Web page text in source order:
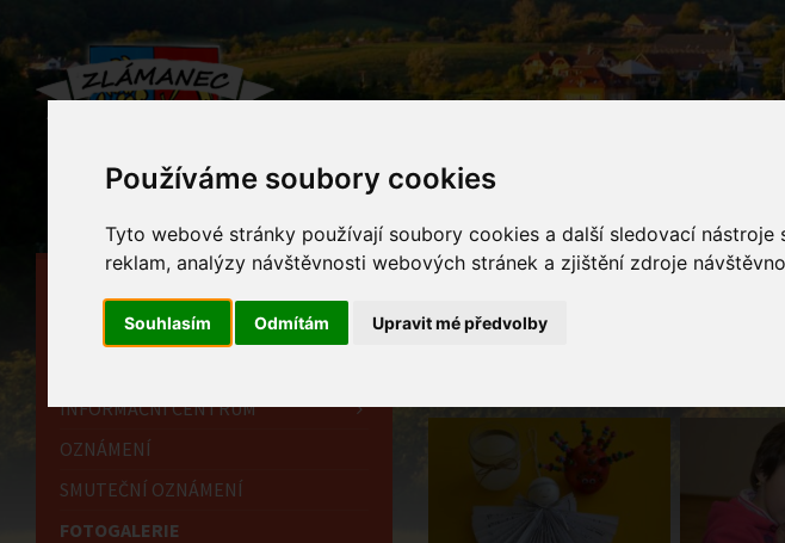
Používáme soubory cookies
Tyto webové stránky používají soubory cookies a další sledovací
reklam, analýzy návštěvnosti webových stránek a zjištění zdroje
Souhlasím Odmítám Upravit mé předvolby
OBECNÍ ÚŘAD
INFORMAČNÍ CENTRUM
OZNÁMENÍ
SMUTEČNÍ OZNÁMENÍ
FOTOGALERIE